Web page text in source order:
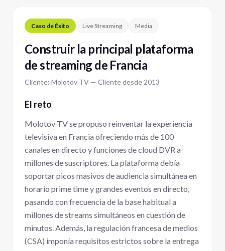
Caso de Éxito Live Streaming Media
Construir la principal plataforma
de streaming de Francia
Cliente: Molotov TV — Cliente desde 2013
El reto
Molotov TV se propuso reinventar la experiencia
televisiva en Francia ofreciendo más de 100
canales en directo y funciones de cloud DVR a
millones de suscriptores. La plataforma debía
soportar picos masivos de audiencia simultánea en
horario prime time y grandes eventos en directo,
pasando con frecuencia de la base habitual a
millones de streams simultáneos en cuestión de
minutos. Además, la regulación francesa de medios
(CSA) imponía requisitos estrictos sobre la entrega